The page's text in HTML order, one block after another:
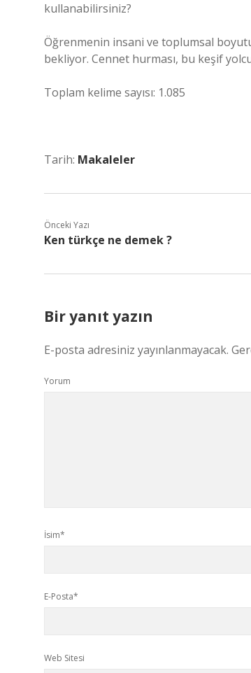
kullanabilirsiniz?
Öğrenmenin insani ve toplumsal
bekliyor. Cennet hurması, bu keşif
Toplam kelime sayısı: 1.085
Tarih: Makaleler
Önceki Yazı
Ken türkçe ne demek ?
Bir yanıt yazın
E-posta adresiniz yayınlanmayacak.
Yorum
İsim*
E-Posta*
Web Sitesi